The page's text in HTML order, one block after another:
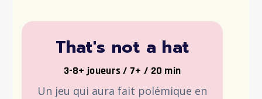
That's not a hat
3-8+ joueurs / 7+ / 20 min
Un jeu qui aura fait polémique en